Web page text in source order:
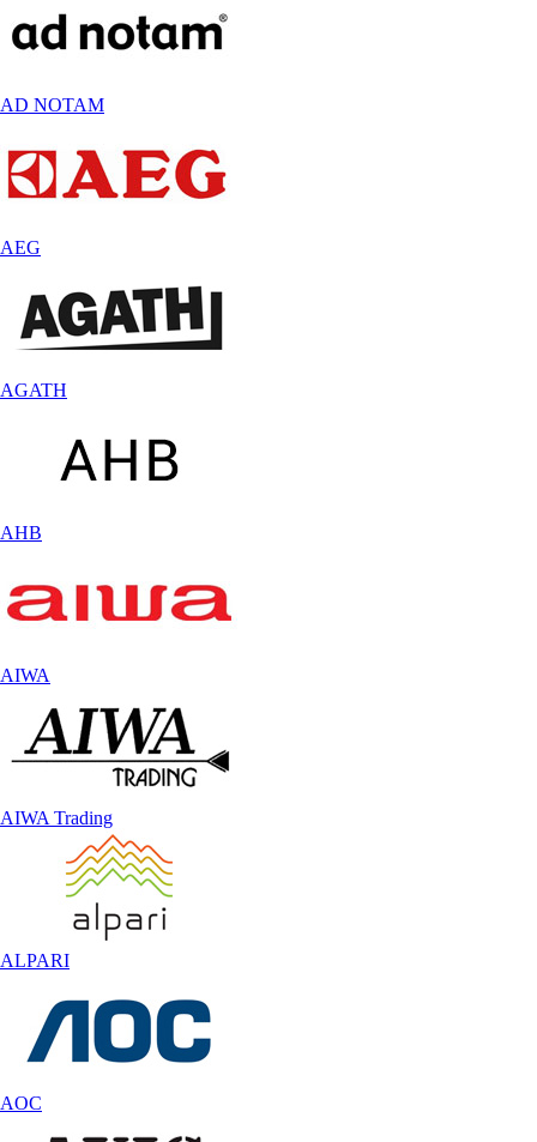
AD NOTAM
AEG
AGATH
AHB
AIWA
AIWA Trading
ALPARI
AOC